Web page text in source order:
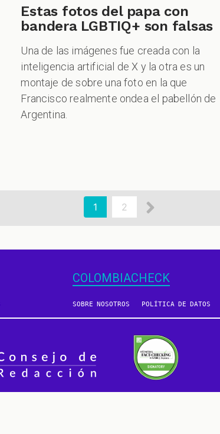
Estas fotos del papa con
bandera LGBTIQ+ son falsas
Una de las imágenes fue creada con la
inteligencia artificial de X y la otra es un
montaje de sobre una foto en la que
Francisco realmente ondea el pabellón de
Argentina.
Página
actual
1 Page
2
Siguiente
COLOMBIACHECK
SOBRE NOSOTROS POLÍTICA DE DATOS